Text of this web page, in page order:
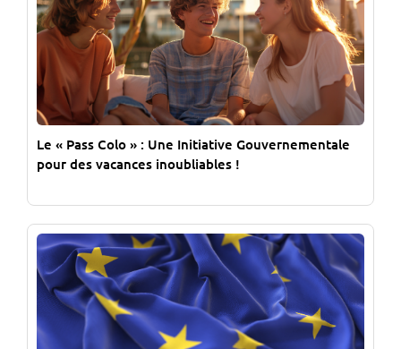
Le « Pass Colo » : Une Initiative Gouvernementale
pour des vacances inoubliables !